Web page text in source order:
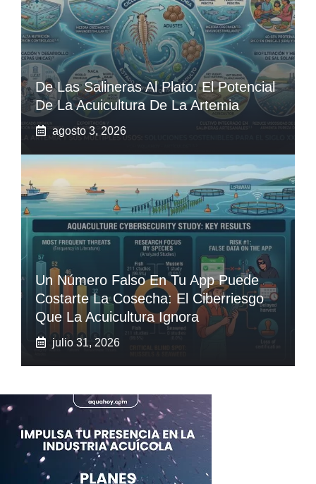
De Las Salineras Al Plato: El Potencial
De La Acuicultura De La Artemia
agosto 3, 2026
Un Número Falso En Tu App Puede
Costarte La Cosecha: El Ciberriesgo
Que La Acuicultura Ignora
julio 31, 2026